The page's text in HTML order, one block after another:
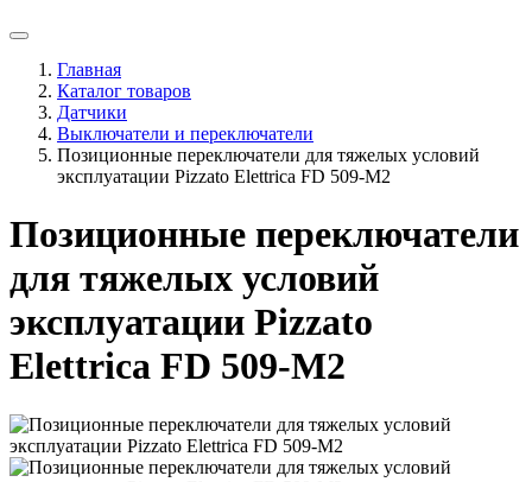
Главная
Каталог товаров
Датчики
Выключатели и переключатели
Позиционные переключатели для тяжелых условий
эксплуатации Pizzato Elettrica FD 509-M2
Позиционные переключатели
для тяжелых условий
эксплуатации Pizzato
Elettrica FD 509-M2